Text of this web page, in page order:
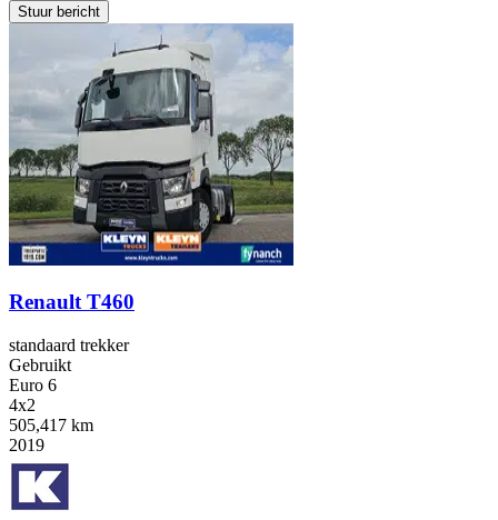
Stuur bericht
Renault T460
standaard trekker
Gebruikt
Euro 6
4x2
505,417 km
2019